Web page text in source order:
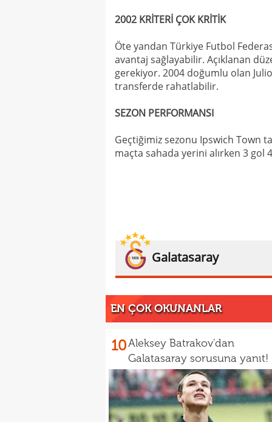
2002 KRİTERİ ÇOK KRİTİK
Öte yandan Türkiye Futbol
avantaj sağlayabilir. Açıklanan
gerekiyor. 2004 doğumlu olan
transferde rahatlabilir.
SEZON PERFORMANSI
Geçtiğimiz sezonu Ipswich Town
maçta sahada yerini alırken 3 gol
Galatasaray
EN ÇOK OKUNANLAR
10Aleksey Batrakov'dan
Galatasaray sorusuna yanıt!